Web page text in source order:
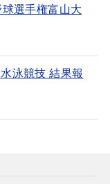
選手権富山大
泳競技 結果報